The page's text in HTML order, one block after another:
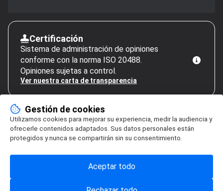
Certificación
Sistema de administración de opiniones
conforme con la norma ISO 20488.
Opiniones sujetas a control.
Ver nuestra carta de transparencia
Gestión de cookies
Utilizamos cookies para mejorar su experiencia, medir la audiencia y
ofrecerle contenidos adaptados. Sus datos personales están
protegidos y nunca se compartirán sin su consentimiento.
Aceptar todo